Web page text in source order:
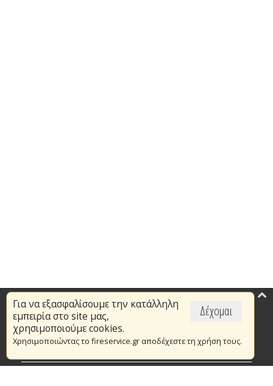
Δέχομαι
Για να εξασφαλίσουμε την κατάλληλη
εμπειρία στο site μας,
χρησιμοποιούμε cookies.
Χρησιμοποιώντας το fireservice.gr αποδέχεστε τη χρήση τους.
Επικαιρότητα
Το Πυροσβεστικό Σώμα